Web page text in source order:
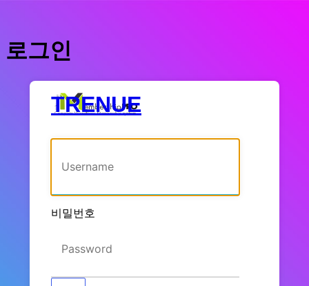
로그인
TRENUE
비밀번호